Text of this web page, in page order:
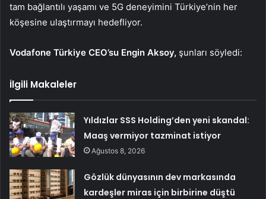
tam bağlantılı yaşamı ve 5G deneyimini Türkiye’nin her
köşesine ulaştırmayı hedefliyor.
Vodafone Türkiye CEO’su Engin Aksoy, şunları söyledi:
İlgili Makaleler
Yıldızlar SSS Holding’den yeni skandal:
Maaş vermiyor tazminat istiyor
Ağustos 8, 2026
Gözlük dünyasının dev markasında
kardeşler miras için birbirine düştü